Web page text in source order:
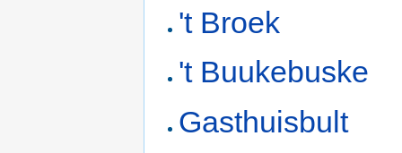
't Broek
't Buukebuske
Gasthuisbult